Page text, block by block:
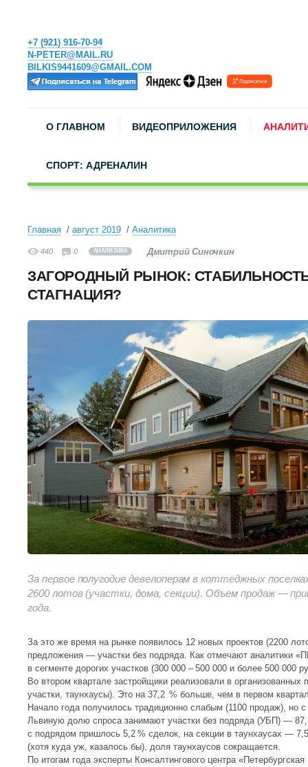
+7 (921) 916-70-94
N-PETER@MAIL.RU
BILKIS9441609@GMAIL.COM
О ГЛАВНОМ ВИДЕОПРИЛОЖЕНИЯ
СПОРТ: АДРЕНАЛИН
Главная август 2019 Аналитика
440 0 АНАЛИТИКА Дмитрий Синочкин
ЗАГОРОДНЫЙ РЫНОК:
СТАГНАЦИЯ?
За первое полугодие девелоперам в коттеджных
2600 лотов (участки, дома, секции). Объем продаж —
года.
За это же время на рынке появилось 12 новых проектов (2200
предложения — участки без подряда. Как отмечают аналитики
в сегменте дорогих участков (300 000 – 500 000 и более 500 000
Во втором квартале застройщики реализовали в организованных
участки, таунхаусы). Это на 37,2 % больше, чем в первом
Начало года получилось традиционно слабым (1100 продаж), но
Львиную долю спроса занимают участки без подряда (УБП) —
с подрядом пришлось 5,2 % сделок, на секции в таунхаусах —
(хотя куда уж, казалось бы), доля таунхаусов сокращается.
По итогам года эксперты Консалтингового центра